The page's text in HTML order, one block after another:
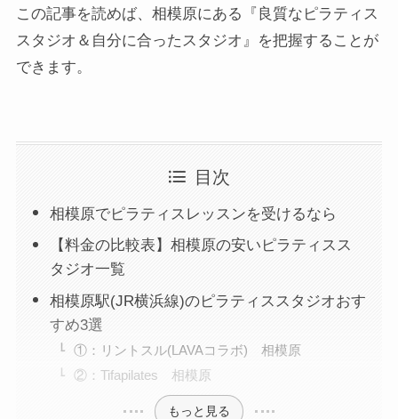
この記事を読めば、相模原にある『良質なピラティス
スタジオ＆自分に合ったスタジオ』を把握することが
できます。
目次
相模原でピラティスレッスンを受けるなら
【料金の比較表】相模原の安いピラティスス
タジオ一覧
相模原駅(JR横浜線)のピラティススタジオおす
すめ3選
①：リントスル(LAVAコラボ) 相模原
②：Tifapilates 相模原
もっと見る